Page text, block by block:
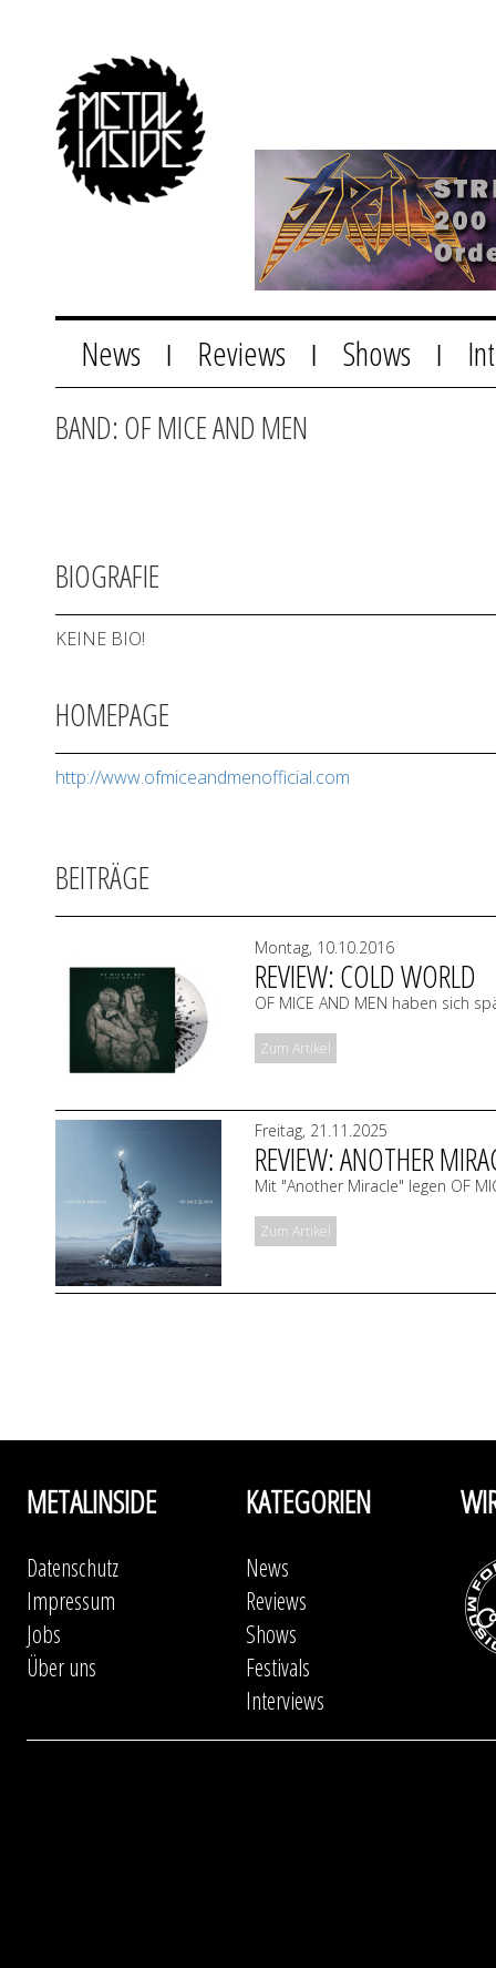
News Reviews Shows
BAND: OF MICE AND MEN
BIOGRAFIE
KEINE BIO!
HOMEPAGE
http://www.ofmiceandmenofficial.com
BEITRÄGE
Montag, 10.10.2016
REVIEW: COLD WORLD
OF MICE AND MEN haben sich
Zum Artikel
Freitag, 21.11.2025
REVIEW: ANOTHER
Mit "Another Miracle" legen OF
Zum Artikel
METALINSIDE
Datenschutz
Impressum
Jobs
Über uns
KATEGORIEN
News
Reviews
Shows
Festivals
Interviews